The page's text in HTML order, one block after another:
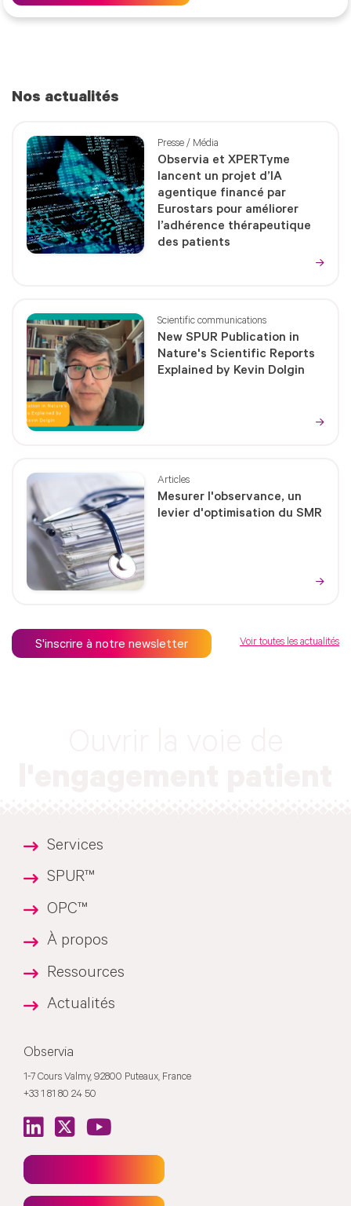
Nos actualités
Presse / Média
Observia et XPERTyme
lancent un projet d’IA
agentique financé par
Eurostars pour améliorer
l’adhérence thérapeutique
des patients
Scientific communications
New SPUR Publication in
Nature's Scientific Reports
Explained by Kevin Dolgin
Articles
Mesurer l'observance, un
levier d'optimisation du SMR
S'inscrire à notre newsletter Voir toutes les actualités
Services
SPUR™
OPC™
À propos
Ressources
Actualités
Observia
1-7 Cours Valmy, 92800 Puteaux, France
+33 1 81 80 24 50